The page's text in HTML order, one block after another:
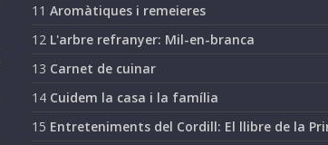
11 Aromàtiques i remeieres
12 L'arbre refranyer: Mil-en-branca
13 Carnet de cuinar
14 Cuidem la casa i la família
15 Entreteniments del Cordill: El llibre de la